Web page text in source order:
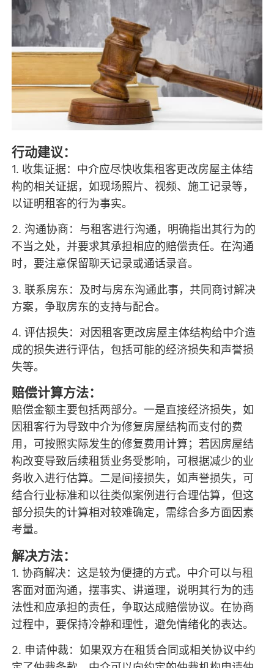
行动建议：
1. 收集证据：中介应尽快收集租客更改房屋主体结
构的相关证据，如现场照片、视频、施工记录等，
以证明租客的行为事实。
2. 沟通协商：与租客进行沟通，明确指出其行为的
不当之处，并要求其承担相应的赔偿责任。在沟通
时，要注意保留聊天记录或通话录音。
3. 联系房东：及时与房东沟通此事，共同商讨解决
方案，争取房东的支持与配合。
4. 评估损失：对因租客更改房屋主体结构给中介造
成的损失进行评估，包括可能的经济损失和声誉损
失等。
赔偿计算方法：
赔偿金额主要包括两部分。一是直接经济损失，如
因租客行为导致中介为修复房屋结构而支付的费
用，可按照实际发生的修复费用计算；若因房屋结
构改变导致后续租赁业务受影响，可根据减少的业
务收入进行估算。二是间接损失，如声誉损失，可
结合行业标准和以往类似案例进行合理估算，但这
部分损失的计算相对较难确定，需综合多方面因素
考量。
解决方法：
1. 协商解决：这是较为便捷的方式。中介可以与租
客面对面沟通，摆事实、讲道理，说明其行为的违
法性和应承担的责任，争取达成赔偿协议。在协商
过程中，要保持冷静和理性，避免情绪化的表达。
2. 申请仲裁：如果双方在租赁合同或相关协议中约